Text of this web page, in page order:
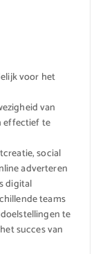
voor het
van
effectief te
social
adverteren
digital
teams
te
succes van